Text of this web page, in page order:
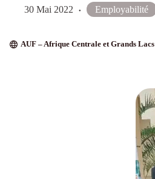
30 Mai 2022 Employabilité
AUF – Afrique Centrale et Grands Lacs